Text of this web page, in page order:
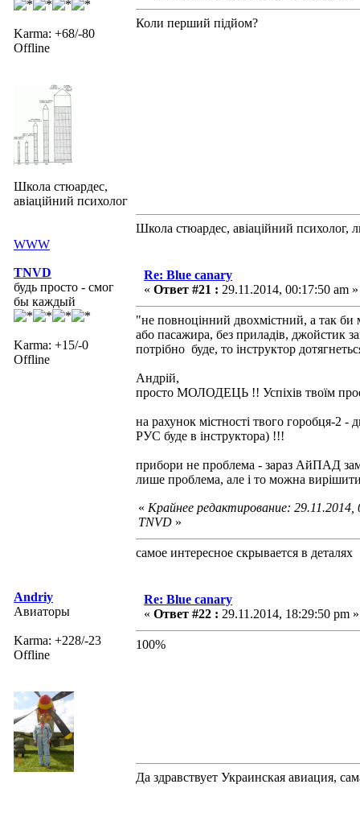
Karma: +68/-80
Offline
Школа стюардес,
авіаційний психолог
WWW
Коли перший підйом?
Школа стюардес, авіаційний психолог,
TNVD
будь просто - смог
бы каждый
Karma: +15/-0
Offline
Re: Blue canary
« Ответ #21 : 29.11.2014, 00:17:50 am »
"не повноцінний двохмістний, а так би
або пасажира, без приладів, джойстик
потрібно буде, то інструктор
Андрій,
просто МОЛОДЕЦЬ !! Успіхів твоїм
на рахунок містності твого горобця-2 -
РУС буде в інструктора) !!!
прибори не проблема - зараз АйПАД
лише проблема, але і то можна
« Крайнее редактирование:
TNVD »
самое интересное скрывается в деталях
Andriy
Авиаторы
Karma: +228/-23
Offline
Re: Blue canary
« Ответ #22 : 29.11.2014, 18:29:50 pm »
100%
Да здравствует Украинская авиация,